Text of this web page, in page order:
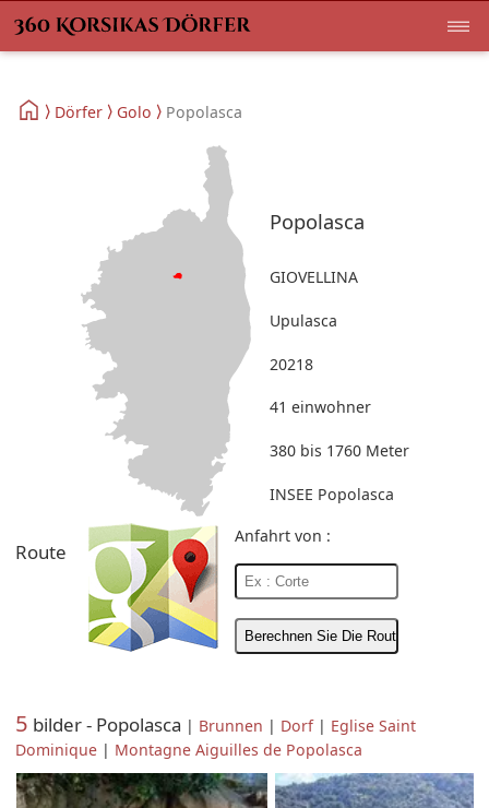
Dörfer Golo Popolasca
Popolasca
GIOVELLINA
Upulasca
20218
41 einwohner
380 bis 1760 Meter
INSEE Popolasca
Route
Anfahrt von :
5 bilder - Popolasca | Brunnen | Dorf| Eglise Saint
Dominique | Montagne Aiguilles de Popolasca